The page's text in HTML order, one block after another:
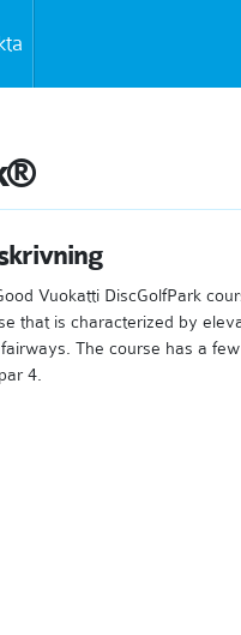
Vuokatti DiscGolfPark
that is characterized by
The course has a
4.